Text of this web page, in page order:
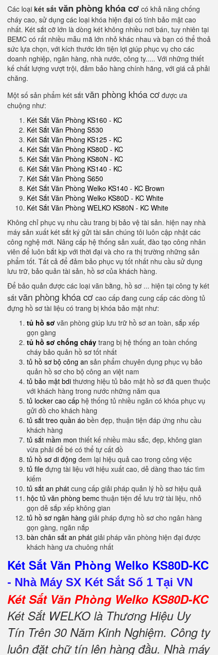
Các loại két sắt văn phòng khóa cơ có khả năng chống
cháy cao, sử dụng các loại khóa hiện đại có tính bảo mật cao
nhất. Két sắt cỡ lớn là dòng két không nhiều nơi bán, tuy nhiên tại
BEMC có rất nhiều mẫu mã lớn nhỏ khác nhau và bạn có thể thoả
sức lựa chọn, với kích thước lớn tiện lợi giúp phục vụ cho các
doanh nghiệp, ngân hàng, nhà nước, công ty..... Với những thiết
kế chất lượng vượt trội, đảm bảo hàng chính hãng, với giá cả phải
chăng.
Một số sản phẩm két sắt văn phòng khóa cơ được ưa
chuộng như:
Két Sắt Văn Phòng KS160 - KC
Két Sắt Văn Phòng S530
Két Sắt Văn Phòng KS125 - KC
Két Sắt Văn Phòng KS80D - KC
Két Sắt Văn Phòng KS80N - KC
Két Sắt Văn Phòng KS140 - KC
Két Sắt Văn Phòng S650
Két Sắt Văn Phòng Welko KS140 - KC Brown
Két Sắt Văn Phòng Welko KS80D - KC White
Két Sắt Văn Phòng WELKO KS80N - KC White
Không chỉ phục vụ nhu cầu trang bị bảo vệ tài sản. hiện nay nhà
máy sản xuất két sắt ký gửi tài sản chúng tôi luôn cập nhật các
công nghệ mới. Nâng cấp hệ thống sản xuất, đào tạo công nhân
viên để luôn bắt kịp với thời đại và cho ra thị trường những sản
phẩm tốt. Tất cả để đảm bảo phục vụ tốt nhất nhu cầu sử dụng
lưu trữ, bảo quản tài sản, hồ sơ của khách hàng.
Để bảo quản được các loại văn bằng, hồ sơ ... hiện tại công ty két
sắt văn phòng khóa cơ cao cấp đang cung cấp các dòng tủ
đựng hồ sơ tài liệu có trang bị khóa bảo mật như:
tủ hồ sơ văn phòng giúp lưu trữ hồ sơ an toàn, sắp xếp
gọn gàng
tủ hồ sơ chống cháy trang bị hệ thống an toàn chống
cháy bảo quản hồ sơ tốt nhất
tủ hồ sơ bộ công an sản phẩm chuyên dụng phục vụ bảo
quản hồ sơ cho bộ công an việt nam
tủ bảo mật bdi thương hiệu tủ bảo mật hồ sơ đã quen thuộc
với khách hàng trong nước những năm qua
tủ locker cao cấp hệ thống tủ nhiều ngăn có khóa phục vụ
gửi đồ cho khách hàng
tủ sắt treo quần áo bền đẹp, thuận tiện đáp ứng nhu cầu
khách hàng
tủ sắt mầm mon thiết kế nhiều màu sắc, đẹp, không gian
vừa phải để bé có thể tự cất đồ
tủ hồ sơ di động đem lại hiệu quả cao trong công việc
tủ file đựng tài liệu với hiệu xuất cao, dễ dàng thao tác tìm
kiếm
tủ sắt an phát cung cấp giải pháp quản lý hồ sơ hiệu quả
hộc tủ văn phòng bemc thuận tiện để lưu trữ tài liệu, nhỏ
gọn dễ sắp xếp không gian
tủ hồ sơ ngân hàng giải pháp đựng hồ sơ cho ngân hàng
gọn gàng, ngăn nắp
bàn chân sắt an phát giải pháp văn phòng hiện đại được
khách hàng ưa chuông nhất
Két Sắt Văn Phòng Welko KS80D-KC
- Nhà Máy SX Két Sắt Số 1 Tại VN
Két Sắt Văn Phòng Welko KS80D-KC
Két Sắt WELKO là Thương Hiệu Uy
Tín Trên 30 Năm Kinh Nghiệm. Công ty
luôn đặt chữ tín lên hàng đầu. Nhà máy